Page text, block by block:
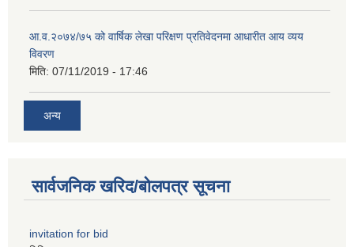
आ.व.२०७४/७५ को वार्षिक लेखा परिक्षण प्रतिवेदनमा आधारीत आय व्यय
विवरण
मिति: 07/11/2019 - 17:46
अन्य
सार्वजनिक खरिद/बोलपत्र सूचना
invitation for bid